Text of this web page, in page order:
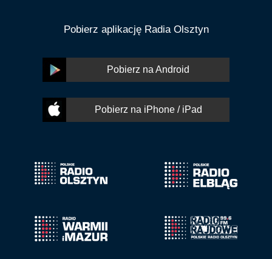
Pobierz aplikację Radia Olsztyn
Pobierz na Android
Pobierz na iPhone / iPad